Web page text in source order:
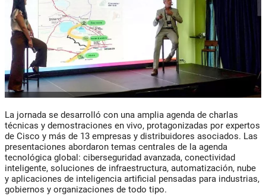
La jornada se desarrolló con una amplia agenda de charlas
técnicas y demostraciones en vivo, protagonizadas por expertos
de Cisco y más de 13 empresas y distribuidores asociados. Las
presentaciones abordaron temas centrales de la agenda
tecnológica global: ciberseguridad avanzada, conectividad
inteligente, soluciones de infraestructura, automatización, nube
y aplicaciones de inteligencia artificial pensadas para industrias,
gobiernos y organizaciones de todo tipo.